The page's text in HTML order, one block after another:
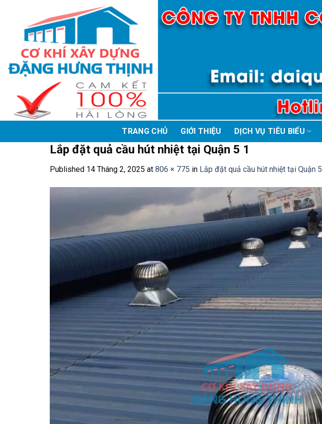
content
TRANG CHỦ GIỚI THIỆU DỊCH VỤ TIÊU BIỂU
Lắp đặt quả cầu hút nhiệt tại Quận 5 1
Published 14 Tháng 2, 2025 at 806 × 775 in Lắp đặt quả cầu hút nhiệt tại Quận 5